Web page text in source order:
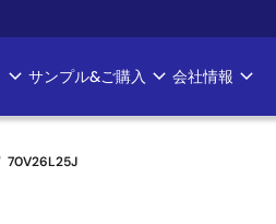
サンプル&ご購入 会社情報
70V26L25J